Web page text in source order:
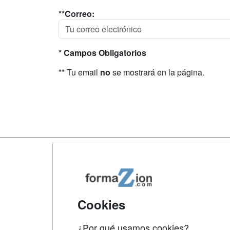
**Correo:
* Campos Obligatorios
** Tu email no se mostrará en la página.
Cookies